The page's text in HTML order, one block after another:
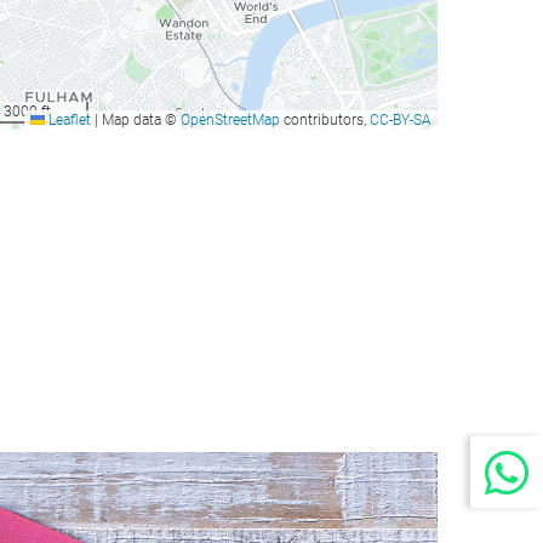
3000 ftLeaflet Map data ©OpenStreetMap contributors, CC-BY-SA